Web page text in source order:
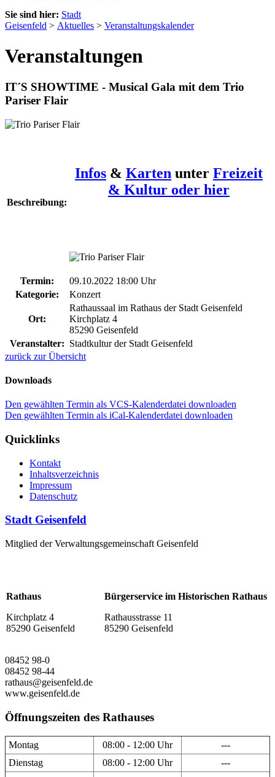
Sie sind hier: Stadt
Geisenfeld > Aktuelles > Veranstaltungskalender
Veranstaltungen
IT´S SHOWTIME - Musical Gala mit dem Trio
Pariser Flair
Beschreibung:
Infos & Karten unter Freizeit
& Kultur oder hier
Termin:
09.10.2022 18:00 Uhr
Kategorie:
Konzert
Ort:
Rathaussaal im Rathaus der Stadt Geisenfeld
Kirchplatz 4
85290 Geisenfeld
Veranstalter: Stadtkultur der Stadt Geisenfeld
zurück zur Übersicht
Downloads
Den gewählten Termin als VCS-Kalenderdatei downloaden
Den gewählten Termin als iCal-Kalenderdatei downloaden
Quicklinks
Kontakt
Inhaltsverzeichnis
Impressum
Datenschutz
Stadt Geisenfeld
Mitglied der Verwaltungsgemeinschaft Geisenfeld
Rathaus
Kirchplatz 4
85290 Geisenfeld
Bürgerservice im Historischen Rathaus
Rathausstrasse 11
85290 Geisenfeld
08452 98-0
08452 98-44
rathaus@geisenfeld.de
www.geisenfeld.de
Öffnungszeiten des Rathauses
Montag 08:00 - 12:00 Uhr
---
Dienstag
08:00 - 12:00 Uhr ---